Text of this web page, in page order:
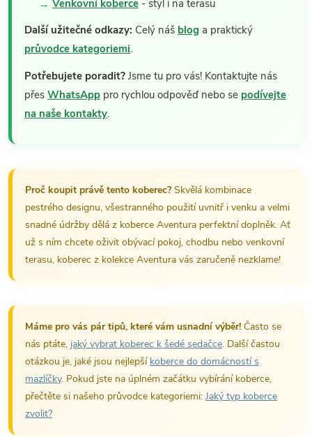
Venkovní koberce - styl i na terasu
Další užitečné odkazy: Celý náš blog a praktický
průvodce kategoriemi.
Potřebujete poradit? Jsme tu pro vás! Kontaktujte nás
přes WhatsApp pro rychlou odpověď nebo se podívejte
na naše kontakty.
Proč koupit právě tento koberec?Skvělá kombinace
pestrého designu, všestranného použití uvnitř i venku a velmi
snadné údržby dělá z koberce Aventura perfektní doplněk. Ať
už s ním chcete oživit obývací pokoj, chodbu nebo venkovní
terasu, koberec z kolekce Aventura vás zaručeně nezklame!
Máme pro vás pár tipů, které vám usnadní výběr! Často se
nás ptáte, jaký vybrat koberec k šedé sedačce. Další častou
otázkou je, jaké jsou nejlepší koberce do domácností s
mazlíčky. Pokud jste na úplném začátku vybírání koberce,
přečtěte si našeho průvodce kategoriemi: Jaký typ koberce
zvolit?